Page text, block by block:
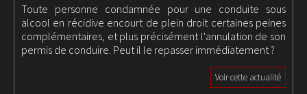
Toute personne condamnée pour une conduite sous
alcool en récidive encourt de plein droit certaines peines
complémentaires, et plus précisément l'annulation de son
permis de conduire. Peut il le repasser immédiatement ?
Voir cette actualité